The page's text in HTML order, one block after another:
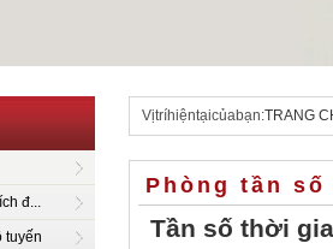
đ...
tuyến
Vịtríhiệntạicủabạn:TRANG
Phòng tần
Tần số thời